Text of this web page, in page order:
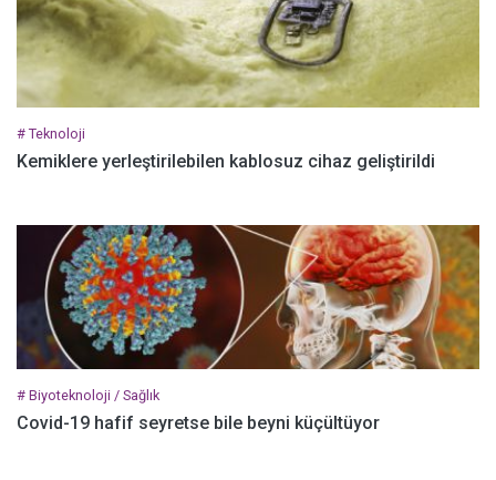
# Teknoloji
Kemiklere yerleştirilebilen kablosuz cihaz geliştirildi
# Biyoteknoloji / Sağlık
Covid-19 hafif seyretse bile beyni küçültüyor